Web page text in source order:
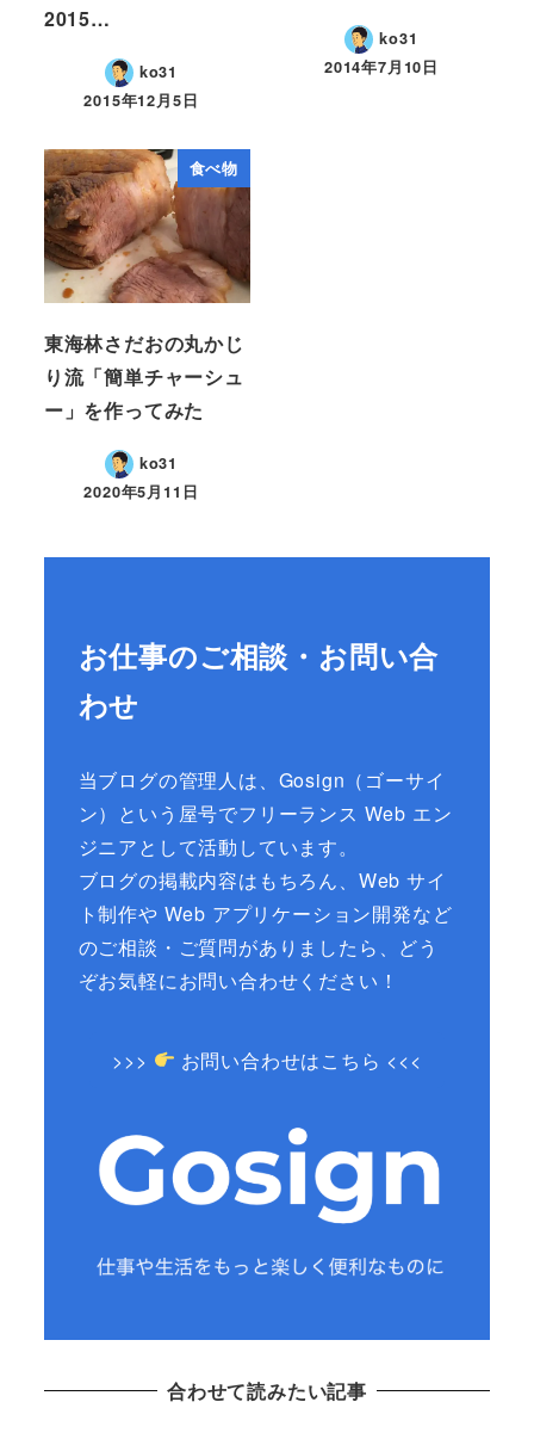
2015…
ko31
2015年12月5日
ko31
2014年7月10日
食べ物
東海林さだおの丸かじ
り流「簡単チャーシュ
ー」を作ってみた
ko31
2020年5月11日
お仕事のご相談・お問い合
わせ
当ブログの管理人は、Gosign（ゴーサイ
ン）という屋号でフリーランス Web エン
ジニアとして活動しています。
ブログの掲載内容はもちろん、Web サイ
ト制作や Web アプリケーション開発など
のご相談・ご質問がありましたら、どう
ぞお気軽にお問い合わせください！
>>> お問い合わせはこちら <<<
合わせて読みたい記事